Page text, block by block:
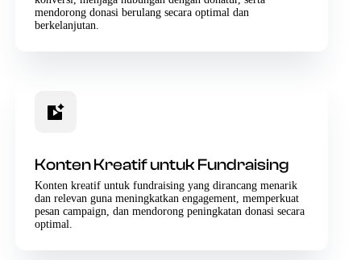
mendorong donasi berulang secara optimal dan
berkelanjutan.
Konten Kreatif untuk Fundraising
Konten kreatif untuk fundraising yang dirancang menarik
dan relevan guna meningkatkan engagement, memperkuat
pesan campaign, dan mendorong peningkatan donasi secara
optimal.